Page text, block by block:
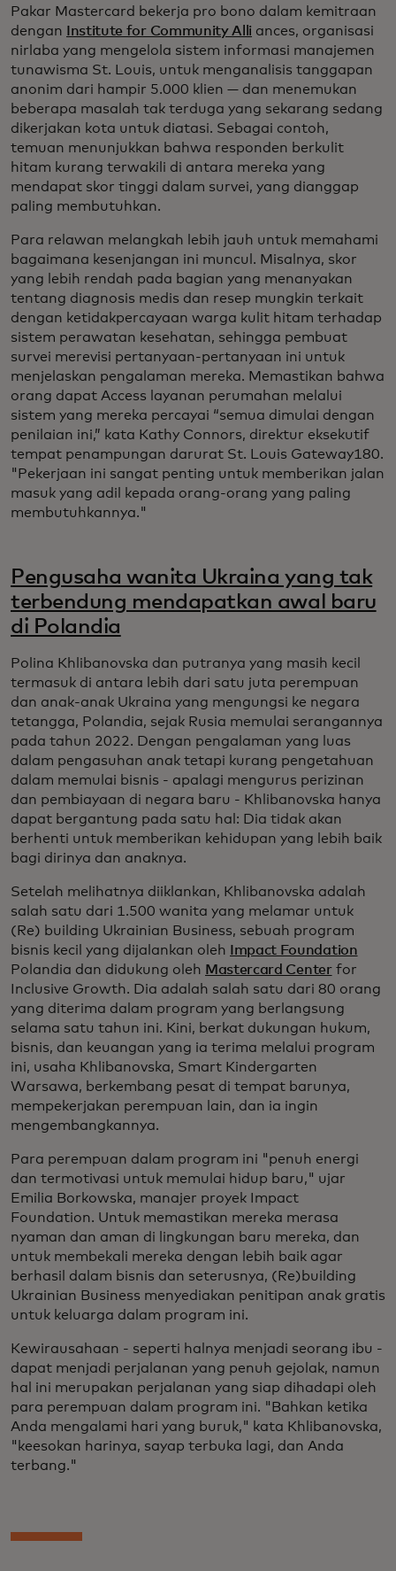
Pakar Mastercard bekerja pro bono dalam kemitraan
dengan
Institute for Community Alli ances, organisasi
nirlaba yang mengelola sistem informasi manajemen
tunawisma St. Louis, untuk menganalisis tanggapan
anonim dari hampir 5.000 klien — dan menemukan
beberapa masalah tak terduga yang sekarang sedang
dikerjakan kota untuk diatasi. Sebagai contoh,
temuan menunjukkan bahwa responden berkulit
hitam kurang terwakili di antara mereka yang
mendapat skor tinggi dalam survei, yang dianggap
paling membutuhkan.
Para relawan melangkah lebih jauh untuk memahami
bagaimana kesenjangan ini muncul. Misalnya, skor
yang lebih rendah pada bagian yang menanyakan
tentang diagnosis medis dan resep mungkin terkait
dengan ketidakpercayaan warga kulit hitam terhadap
sistem perawatan kesehatan, sehingga pembuat
survei merevisi pertanyaan-pertanyaan ini untuk
menjelaskan pengalaman mereka. Memastikan bahwa
orang dapat Access layanan perumahan melalui
sistem yang mereka percayai “semua dimulai dengan
penilaian ini,” kata Kathy Connors, direktur eksekutif
tempat penampungan darurat St. Louis Gateway180.
"Pekerjaan ini sangat penting untuk memberikan jalan
masuk yang adil kepada orang-orang yang paling
membutuhkannya."
Pengusaha wanita Ukraina yang tak
terbendung mendapatkan awal baru
di Polandia
Polina Khlibanovska dan putranya yang masih kecil
termasuk di antara lebih dari satu juta perempuan
dan anak-anak Ukraina yang mengungsi ke negara
tetangga, Polandia, sejak Rusia memulai serangannya
pada tahun 2022. Dengan pengalaman yang luas
dalam pengasuhan anak tetapi kurang pengetahuan
dalam memulai bisnis - apalagi mengurus perizinan
dan pembiayaan di negara baru - Khlibanovska hanya
dapat bergantung pada satu hal: Dia tidak akan
berhenti untuk memberikan kehidupan yang lebih baik
bagi dirinya dan anaknya.
Setelah melihatnya diiklankan, Khlibanovska adalah
salah satu dari 1.500 wanita yang melamar untuk
(Re) building Ukrainian Business, sebuah program
bisnis kecil yang dijalankan oleh
Impact Foundation
Polandia dan didukung oleh Mastercard Centerfor
Inclusive Growth. Dia adalah salah satu dari 80 orang
yang diterima dalam program yang berlangsung
selama satu tahun ini. Kini, berkat dukungan hukum,
bisnis, dan keuangan yang ia terima melalui program
ini, usaha Khlibanovska, Smart Kindergarten
Warsawa, berkembang pesat di tempat barunya,
mempekerjakan perempuan lain, dan ia ingin
mengembangkannya.
Para perempuan dalam program ini "penuh energi
dan termotivasi untuk memulai hidup baru," ujar
Emilia Borkowska, manajer proyek Impact
Foundation. Untuk memastikan mereka merasa
nyaman dan aman di lingkungan baru mereka, dan
untuk membekali mereka dengan lebih baik agar
berhasil dalam bisnis dan seterusnya, (Re)building
Ukrainian Business menyediakan penitipan anak gratis
untuk keluarga dalam program ini.
Kewirausahaan - seperti halnya menjadi seorang ibu -
dapat menjadi perjalanan yang penuh gejolak, namun
hal ini merupakan perjalanan yang siap dihadapi oleh
para perempuan dalam program ini. "Bahkan ketika
Anda mengalami hari yang buruk," kata Khlibanovska,
"keesokan harinya, sayap terbuka lagi, dan Anda
terbang."